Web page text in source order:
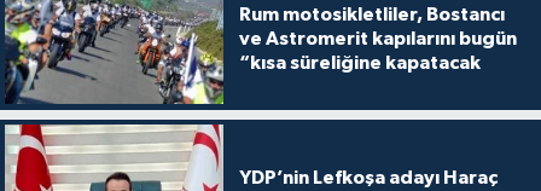
Rum motosikletliler, Bostancı
ve Astromerit kapılarını bugün
“kısa süreliğine kapatacak
YDP’nin Lefkoşa adayı Haraç